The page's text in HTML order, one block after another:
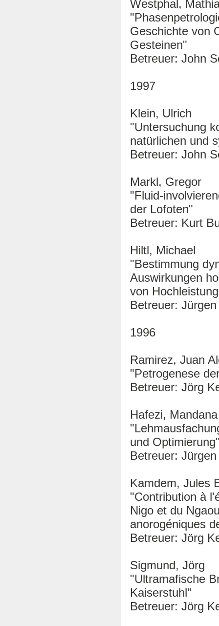
Westphal,
Geschichte von
Gesteinen"
Betreuer: John
1997
Klein, Ulrich
"Untersuchung
natürlichen und
Betreuer: John
Markl, Gregor
"Fluid-
der Lofoten"
Betreuer: Kurt
Hiltl, Michael
"Bestimmung
Auswirkungen
von
Betreuer:
1996
Ramirez, Juan
"Petrogenese
Betreuer: Jörg
Hafezi, Mandana
und
Betreuer:
Kamdem, Jules
"Contribution à
Nigo et du
anorogéniques
Betreuer: Jörg
Sigmund, Jörg
"Ultramafische
Kaiserstuhl"
Betreuer: Jörg